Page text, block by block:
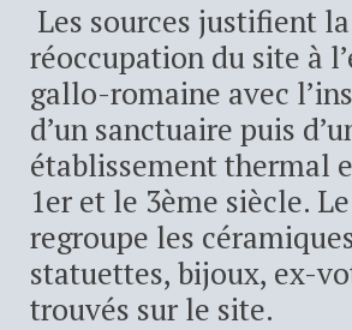
Les sources justifient la
réoccupation du site à
gallo-romaine avec
d’un sanctuaire puis
établissement thermal
1er et le 3ème siècle.
regroupe les
statuettes, bijoux, ex-
trouvés sur le site.